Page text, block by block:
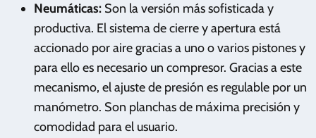
Neumáticas: Son la versión más sofisticada y
productiva. El sistema de cierre y apertura está
accionado por aire gracias a uno o varios pistones y
para ello es necesario un compresor. Gracias a este
mecanismo, el ajuste de presión es regulable por un
manómetro. Son planchas de máxima precisión y
comodidad para el usuario.